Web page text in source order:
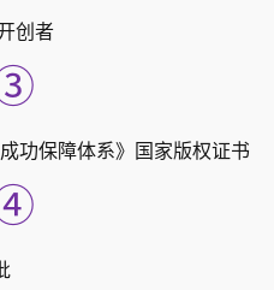
创者
功保障体系》国家版权证书